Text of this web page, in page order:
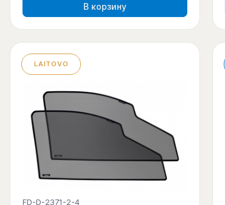
В корзину
LAITOVO
FD-D-2371-2-4